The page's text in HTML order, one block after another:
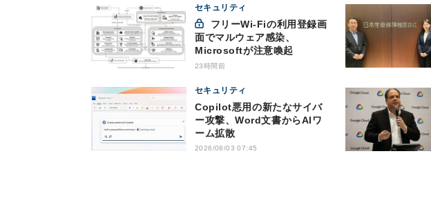
セキュリティ
面でマルウェア感染、
Microsoftが注意喚起
23時間前
セキュリティ
Copilot悪用の新たなサイバ
ー攻撃、Word文書からAIワ
ーム拡散
2026/08/03 07:45